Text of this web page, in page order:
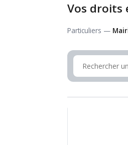
Vos droits
Particuliers —